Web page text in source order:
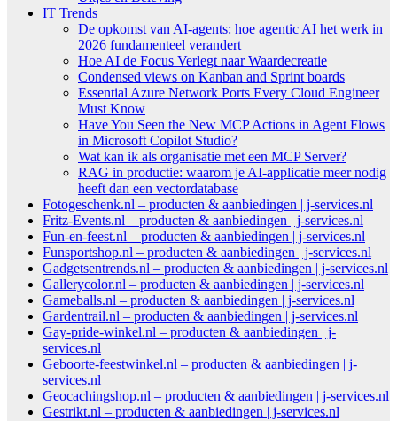
IT Trends
De opkomst van AI-agents: hoe agentic AI het werk in
2026 fundamenteel verandert
Hoe AI de Focus Verlegt naar Waardecreatie
Condensed views on Kanban and Sprint boards
Essential Azure Network Ports Every Cloud Engineer
Must Know
Have You Seen the New MCP Actions in Agent Flows
in Microsoft Copilot Studio?
Wat kan ik als organisatie met een MCP Server?
RAG in productie: waarom je AI-applicatie meer nodig
heeft dan een vectordatabase
Fotogeschenk.nl – producten & aanbiedingen | j-services.nl
Fritz-Events.nl – producten & aanbiedingen | j-services.nl
Fun-en-feest.nl – producten & aanbiedingen | j-services.nl
Funsportshop.nl – producten & aanbiedingen | j-services.nl
Gadgetsentrends.nl – producten & aanbiedingen | j-services.nl
Gallerycolor.nl – producten & aanbiedingen | j-services.nl
Gameballs.nl – producten & aanbiedingen | j-services.nl
Gardentrail.nl – producten & aanbiedingen | j-services.nl
Gay-pride-winkel.nl – producten & aanbiedingen | j-
services.nl
Geboorte-feestwinkel.nl – producten & aanbiedingen | j-
services.nl
Geocachingshop.nl – producten & aanbiedingen | j-services.nl
Gestrikt.nl – producten & aanbiedingen | j-services.nl